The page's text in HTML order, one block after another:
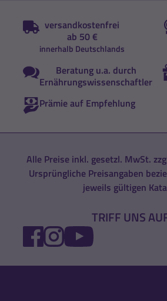
versandkostenfrei
ab 50 €
innerhalb Deutschlands
Beratung u.a. durch
Ernährungswissenschaftler
Prämie auf Empfehlung
Alle Preise inkl. gesetzl. MwSt.
Ursprüngliche Preisangaben
jeweils gültigen
TRIFF UNS
FACEBOOK
INSTAGRAM
YOUTUBE